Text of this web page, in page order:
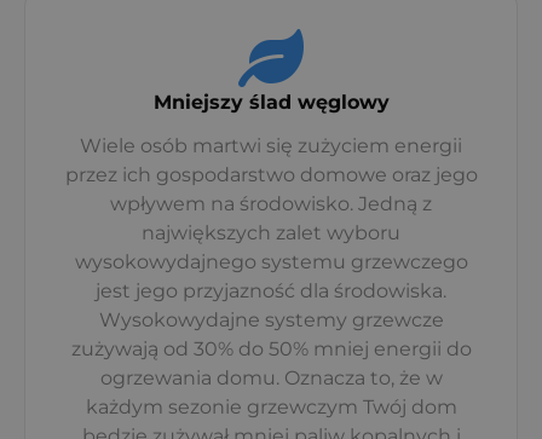
Mniejszy ślad węglowy
Wiele osób martwi się zużyciem energii
przez ich gospodarstwo domowe oraz jego
wpływem na środowisko. Jedną z
największych zalet wyboru
wysokowydajnego systemu grzewczego
jest jego przyjazność dla środowiska.
Wysokowydajne systemy grzewcze
zużywają od 30% do 50% mniej energii do
ogrzewania domu. Oznacza to, że w
każdym sezonie grzewczym Twój dom